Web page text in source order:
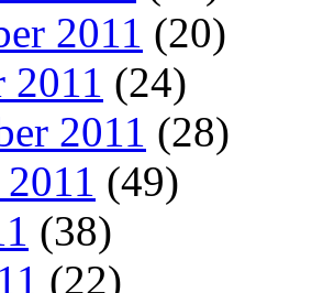
2011 (20)
2011 (24)
2011 (28)
(49)
(38)
(22)